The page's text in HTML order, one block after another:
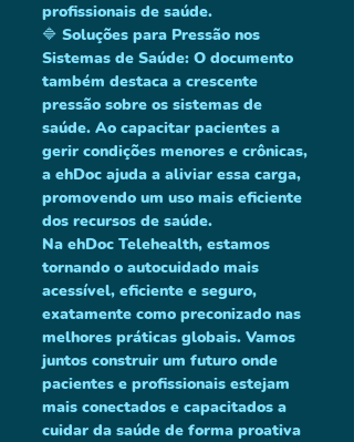
profissionais de saúde.
🔷 Soluções para Pressão nos
Sistemas de Saúde: O documento
também destaca a crescente
pressão sobre os sistemas de
saúde. Ao capacitar pacientes a
gerir condições menores e crônicas,
a ehDoc ajuda a aliviar essa carga,
promovendo um uso mais eficiente
dos recursos de saúde.
Na ehDoc Telehealth, estamos
tornando o autocuidado mais
acessível, eficiente e seguro,
exatamente como preconizado nas
melhores práticas globais. Vamos
juntos construir um futuro onde
pacientes e profissionais estejam
mais conectados e capacitados a
cuidar da saúde de forma proativa